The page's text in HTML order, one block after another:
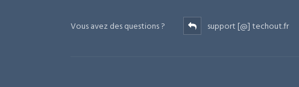
Vous avez des questions ? support [@] techout.fr